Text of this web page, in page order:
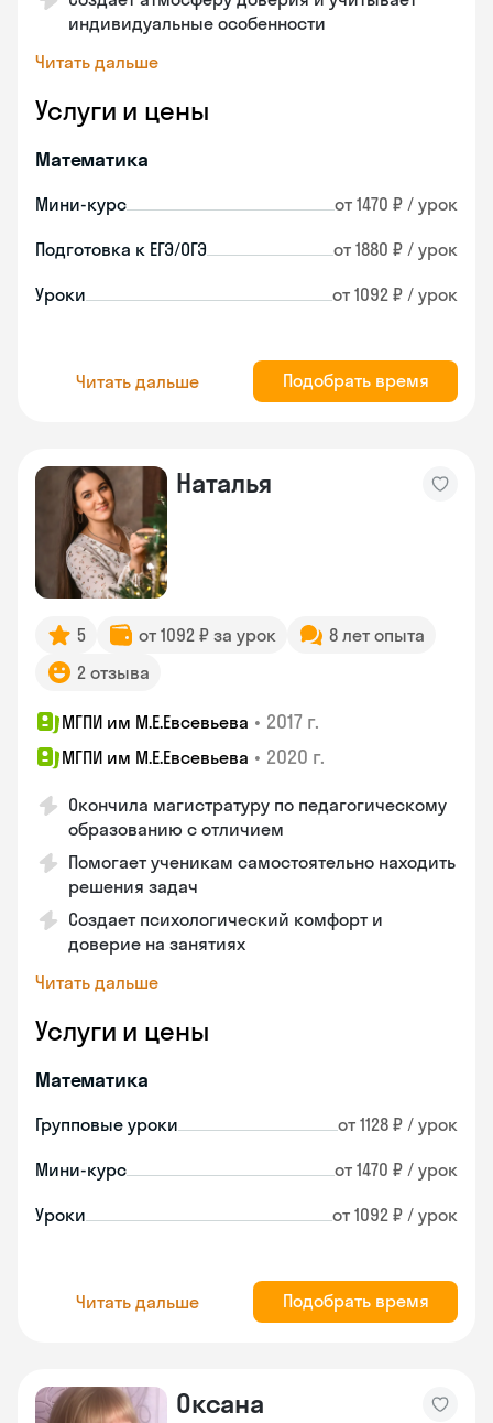
индивидуальные особенности
Читать дальше
Услуги и цены
Математика
Мини-курс от 1470 ₽ / урок
Подготовка к ЕГЭ/ОГЭ от 1880 ₽ / урок
Уроки от 1092 ₽ / урок
Читать дальше Подобрать время
Наталья
5 от 1092 ₽ за урок
8 лет опыта
2 отзыва
МГПИ им М.Е.Евсевьева • 2017 г.
МГПИ им М.Е.Евсевьева • 2020 г.
Окончила магистратуру по педагогическому
образованию с отличием
Помогает ученикам самостоятельно находить
решения задач
Создает психологический комфорт и
доверие на занятиях
Читать дальше
Услуги и цены
Математика
Групповые уроки от 1128 ₽ / урок
Мини-курс от 1470 ₽ / урок
Уроки от 1092 ₽ / урок
Читать дальше Подобрать время
Оксана